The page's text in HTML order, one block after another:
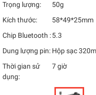
Trọng lượng:
50g
Kích thước:
58*49*25mm
Chip Bluetooth :5.3
Dung lượng pin: Hộp sạc
Thời gian sử
dụng:
7 giờ